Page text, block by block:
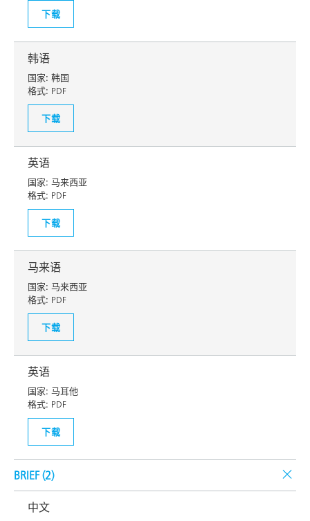
下载
韩语
国家: 韩国
格式: PDF
下载
英语
国家: 马来西亚
格式: PDF
下载
马来语
国家: 马来西亚
格式: PDF
下载
英语
国家: 马耳他
格式: PDF
下载
BRIEF (2)
中文